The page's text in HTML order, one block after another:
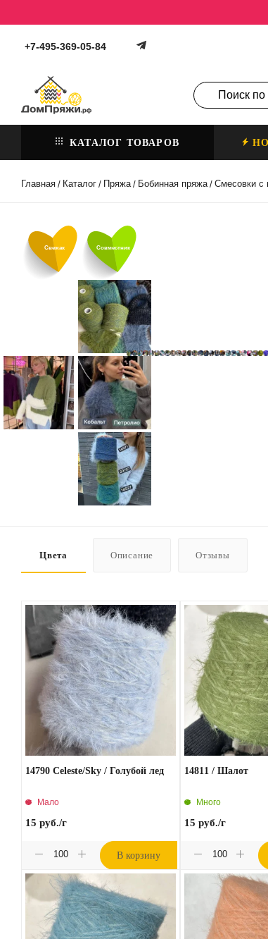
+7-495-369-05-84
КАТАЛОГ ТОВАРОВ
Главная / Каталог / Пряжа / Бобинная пряжа / Смесовки с
Свежак Совместник
Цвета Описание Отзывы
14790 Celeste/Sky / Голубой лед
Мало
15 руб./г
В корзину
14811 / Шалот
Много
15 руб./г